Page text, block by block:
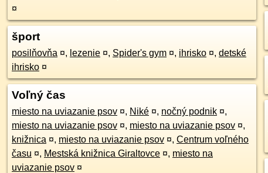
¤
šport
posilňovňa ¤, lezenie ¤, Spider's gym ¤, ihrisko ¤, detské
ihrisko ¤
Voľný čas
miesto na uviazanie psov ¤, Niké ¤, nočný podnik ¤,
miesto na uviazanie psov ¤, miesto na uviazanie psov ¤,
knižnica ¤, miesto na uviazanie psov ¤, Centrum voľného
času ¤, Mestská knižnica Giraltovce ¤, miesto na
uviazanie psov ¤